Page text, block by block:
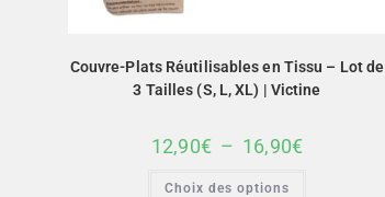
Couvre-Plats Réutilisables en Tissu – Lot de
3 Tailles (S, L, XL) | Victine
12,90€ – 16,90€
Choix des options